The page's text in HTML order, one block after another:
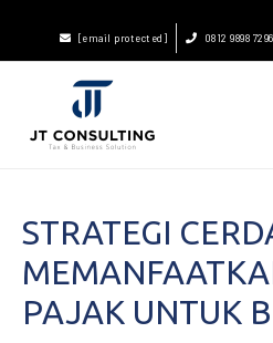
[email protected] 0812 9898 7296
STRATEGI
PAJAK UNTUK